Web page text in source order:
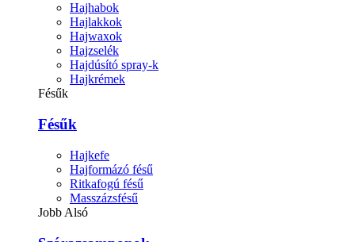
Hajhabok
Hajlakkok
Hajwaxok
Hajzselék
Hajdúsító spray-k
Hajkrémek
Fésűk
Fésűk
Hajkefe
Hajformázó fésű
Ritkafogú fésű
Masszázsfésű
Jobb Alsó